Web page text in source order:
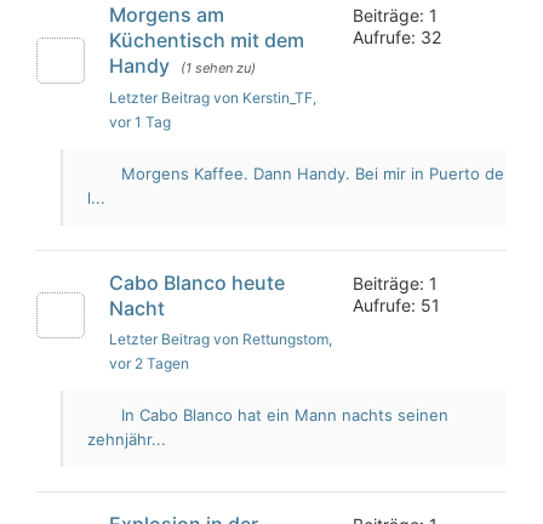
Morgens am
Küchentisch mit dem
Handy
(1 sehen zu)
Letzter Beitrag von Kerstin_TF,
vor 1 Tag
Beiträge: 1
Aufrufe: 32
Morgens Kaffee. Dann Handy. Bei mir in Puerto de
l...
Cabo Blanco heute
Nacht
Letzter Beitrag von Rettungstom,
vor 2 Tagen
Beiträge: 1
Aufrufe: 51
In Cabo Blanco hat ein Mann nachts seinen
zehnjähr...